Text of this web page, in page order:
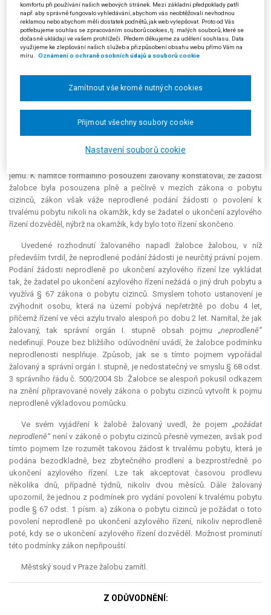
účelem strpění pobytu podle § 78b odst. 1 zákona o pobytu cizinců s
platností do 29. 11. 2006, a domníval se tak, že není nutno být do tohoto
okamžiku v kontaktu se svým zástupcem. K tomu žalovaný uvedl, že v
případě, kdy by vyhověl uvedené žádosti, porušil by § 67 odst. 1 písm. a)
zákona o pobytu cizinců a zároveň by jeho rozhodnutí bylo i v rozporu s
jeho zástupce mu nemohl oznámit ukončení azylového řízení. Vztah
mezi žalobcem a jeho zástupcem je vztahem soukromoprávním a je
komunikaci, a pokud není dostatečně organizačně zajištěna, není to
pochybení zástupce žalobce, který měl žalobce již při podání kasační
jemu. K námitce formálního posouzení žalovaný konstatoval, že žádost
žalobce byla posouzena plně a pečlivě v mezích zákona o pobytu
cizinců, zákon však váže neprodlené podání žádosti o povolení k
trvalému pobytu nikoli na okamžik, kdy se žadatel o ukončení azylového
řízení dozvěděl, nýbrž na okamžik, kdy bylo toto řízení skončeno.
Uvedené rozhodnutí žalovaného napadl žalobce žalobou, v níž
především tvrdil, že neprodlené podání žádosti je neurčitý právní pojem.
Podání žádosti neprodleně po ukončení azylového řízení lze vykládat
tak, že žadatel po ukončení azylového řízení nežádá o jiný druh pobytu a
využívá § 67 zákona o pobytu cizinců. Smyslem tohoto ustanovení je
zvýhodnit osobu, která na území pobývá nepřetržitě po dobu 4 let,
přičemž řízení ve věci azylu trvalo alespoň po dobu 2 let. Namítal, že jak
žalovaný, tak správní orgán I. stupně obsah pojmu „neprodleně“
nedefinují. Pouze bez bližšího odůvodnění uvádí, že žalobce podmínku
neprodlenosti nesplňuje. Způsob, jak se s tímto pojmem vypořádal
žalovaný a správní orgán I. stupně, je nedostatečný ve smyslu § 68 odst.
3 správního řádu č. 500/2004 Sb. Žalobce se alespoň pokusil odkazem
na znění připravované novely zákona o pobytu cizinců vytvořit k pojmu
neprodleně výkladovou pomůcku.
Ve svém vyjádření k žalobě žalovaný uvedl, že pojem „požádat
neprodleně“ není v zákoně o pobytu cizinců přesně vymezen, avšak pod
tímto pojmem lze rozumět takovou žádost k trvalému pobytu, která je
podána bezodkladně, bez zbytečného prodlení a bezprostředně po
ukončení azylového řízení. Lze tak akceptovat časovou prodlevu
několika dnů, případně týdnů, nikoliv dvou měsíců. Dále žalovaný
upozornil, že jednou z podmínek pro vydání povolení k trvalému pobytu
podle § 67 odst. 1 písm. a) zákona o pobytu cizinců je požádat o toto
povolení neprodleně po ukončení azylového řízení, nikoliv neprodleně
poté, kdy se o ukončení azylového řízení dozvěděl. Možnost prominutí
této podmínky zákon nepřipouští.
Městský soud v Praze žalobu zamítl.
Z ODŮVODNĚNÍ:
komfortu při používání našich webových stránek. Mezi základní předpoklady patří
např. aby správně fungovalo vyhledávání, abychom vás neobtěžovali nevhodnou
reklamou nebo abychom měli dostatek podnětů, jak web vylepšovat. Proto od Vás
potřebujeme souhlas se zpracováním souborů cookies, tj. malých souborů, které se
dočasně ukládají ve vašem prohlížeči. Předem děkujeme za udělení souhlasu. Data
využijeme ke zlepšování našich služeb a přizpůsobení obsahu webu přímo Vám na
míru.
Oznámení o ochraně osobních údajů a souborů cookie
Nastavení souborů cookie
Zamítnout vše kromě nutných cookies
Přijmout všechny soubory cookie